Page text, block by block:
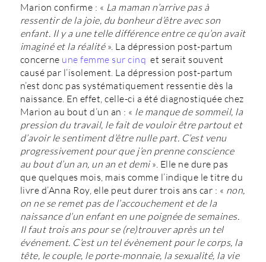
Marion confirme : « La maman n’arrive pas à
ressentir de la joie, du bonheur d’être avec son
enfant. Il y a une telle différence entre ce qu’on avait
imaginé et la réalité». La dépression post-partum
concerne une femme sur cinq et serait souvent
causé par l’isolement. La dépression post-partum
n’est donc pas systématiquement ressentie dès la
naissance. En effet, celle-ci a été diagnostiquée chez
Marion au bout d’un an : « le manque de sommeil, la
pression du travail, le fait de vouloir être partout et
d’avoir le sentiment d’être nulle part. C’est venu
progressivement pour que j’en prenne conscience
au bout d’un an, un an et demi». Elle ne dure pas
que quelques mois, mais comme l’indique le titre du
livre d’Anna Roy, elle peut durer trois ans car : « non,
on ne se remet pas de l’accouchement et de la
naissance d’un enfant en une poignée de semaines.
Il faut trois ans pour se (re)trouver après un tel
événement. C’est un tel évènement pour le corps, la
tête, le couple, le porte-monnaie, la sexualité, la vie